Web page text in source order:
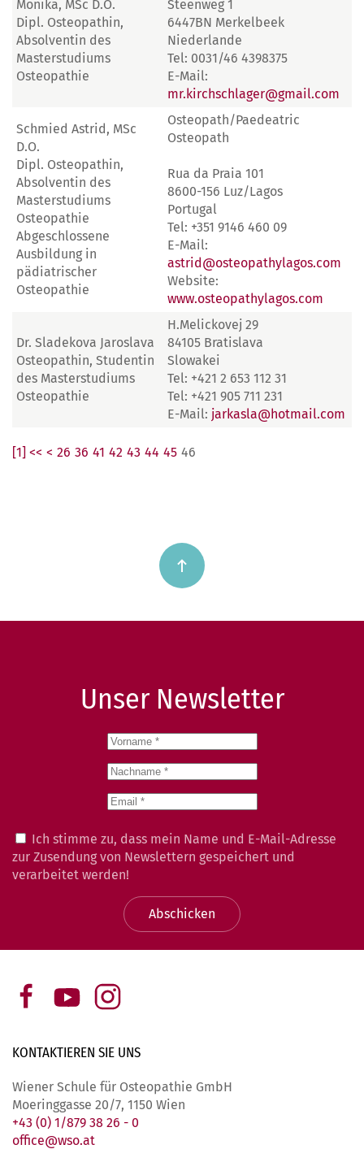
Monika, MSc D.O.
Dipl. Osteopathin,
Absolventin des
Masterstudiums
Osteopathie
Steenweg 1
6447BN Merkelbeek
Niederlande
Tel: 0031/46 4398375
E-Mail:
mr.kirchschlager@gmail.com
Schmied Astrid, MSc
D.O.
Dipl. Osteopathin,
Absolventin des
Masterstudiums
Osteopathie
Abgeschlossene
Ausbildung in
pädiatrischer
Osteopathie
Osteopath/Paedeatric
Osteopath
Rua da Praia 101
8600-156 Luz/Lagos
Portugal
Tel: +351 9146 460 09
E-Mail:
astrid@osteopathylagos.com
Website:
www.osteopathylagos.com
Dr. Sladekova Jaroslava
Osteopathin, Studentin
des Masterstudiums
Osteopathie
H.Melickovej 29
84105 Bratislava
Slowakei
Tel: +421 2 653 112 31
Tel: +421 905 711 231
E-Mail: jarkasla@hotmail.com
[1] << < 26 36 41 42 43 44 45 46
Unser Newsletter
Ich stimme zu, dass mein Name und E-Mail-Adresse
zur Zusendung von Newslettern gespeichert und
verarbeitet werden!
Abschicken
KONTAKTIEREN SIE UNS
Wiener Schule für Osteopathie GmbH
Moeringgasse 20/7, 1150 Wien
+43 (0) 1/879 38 26 - 0
office@wso.at